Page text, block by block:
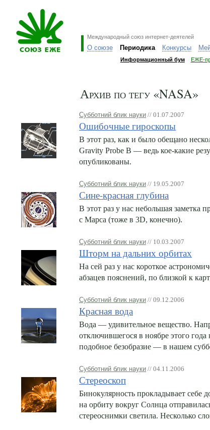
Международный союз интернет-деятелей
О союзе Периодика Конкурсы
Информационный бум ЕЖЕ-
Архив по тегу «NASA»
Субботний блик науки // 01.07.2007
Ошибочные гироскопы
В этот раз, как и было обещано
Gravity Probe B — ведь кое-какие
опубликованы.
Субботний блик науки // 19.05.2007
Сине-красная глубина
В этот раз у нас небольшая заметка
с Марса (тоже в 3D, конечно).
Субботний блик науки // 10.03.2007
Шторм на дальних орбитах
На сей раз у нас короткое
абзацев пояснений, по близкой к
Субботний блик науки // 09.12.2006
Красная вода
Вода — удивительное вещество.
отключившегося в ноябре этого
подобное безобразие — в нашем
Субботний блик науки // 04.11.2006
Стереоскоп
Бинокулярность прокладывает себе
на орбиту вокруг Солнца
стереоснимки светила. Несколько